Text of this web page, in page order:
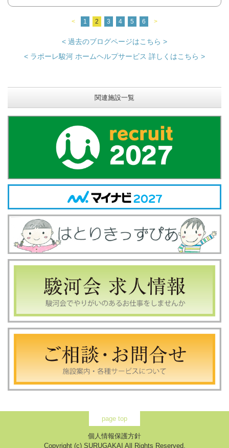
< 1 2 3 4 5 6 >
< 過去のブログページはこちら >
< ラポーレ駿河 ホームヘルプサービス 詳しくはこちら >
関連施設一覧
page top
個人情報保護方針
Copyright (c) SURUGAKAI All Rights Reserved.